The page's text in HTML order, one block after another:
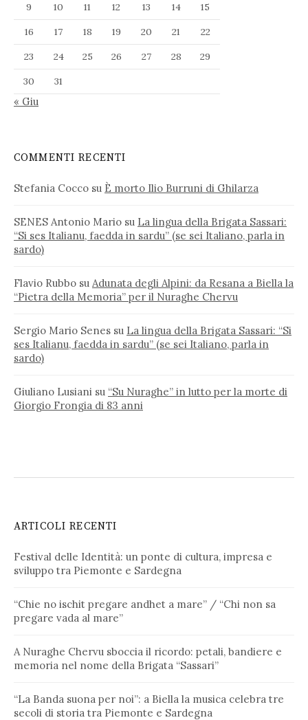
9
10 11 12 13 14
15
16
17 18 19 20 21
22
23
24 25 26 27 28
29
30
31
« Giu
COMMENTI RECENTI
Stefania Cocco su È morto Ilio Burruni di Ghilarza
SENES Antonio Mario su La lingua della Brigata Sassari:
“Si ses Italianu, faedda in sardu” (se sei Italiano, parla in
sardo)
Flavio Rubbo su Adunata degli Alpini: da Resana a Biella la
“Pietra della Memoria” per il Nuraghe Chervu
Sergio Mario Senes su La lingua della Brigata Sassari: “Si
ses Italianu, faedda in sardu” (se sei Italiano, parla in
sardo)
Giuliano Lusiani su “Su Nuraghe” in lutto per la morte di
Giorgio Frongia di 83 anni
ARTICOLI RECENTI
Festival delle Identità: un ponte di cultura, impresa e
sviluppo tra Piemonte e Sardegna
“Chie no ischit pregare andhet a mare” / “Chi non sa
pregare vada al mare”
A Nuraghe Chervu sboccia il ricordo: petali, bandiere e
memoria nel nome della Brigata “Sassari”
“La Banda suona per noi”: a Biella la musica celebra tre
secoli di storia tra Piemonte e Sardegna